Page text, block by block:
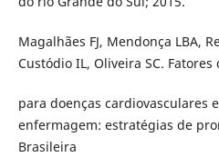
Magalhães FJ, Mendonça LBA,
Custódio IL, Oliveira SC. Fatores
para doenças cardiovasculares
enfermagem: estratégias de
Brasileira